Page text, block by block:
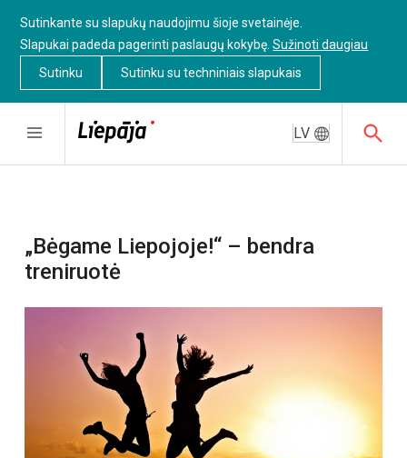
Sutinkante su slapukų naudojimu šioje svetainėje.
Slapukai padeda pagerinti paslaugų kokybę.Sužinoti daugiau
Sutinku
Sutinku su techniniais slapukais
LV
„Bėgame Liepojoje!“ – bendra
treniruotė